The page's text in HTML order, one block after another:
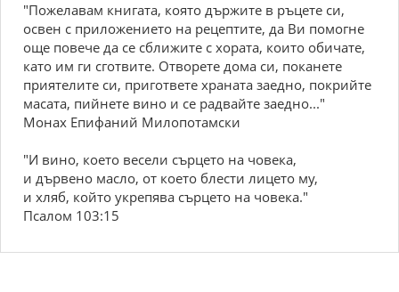
"Пожелавам книгата, която държите в ръцете си,
освен с приложението на рецептите, да Ви помогне
още повече да се сближите с хората, които обичате,
като им ги сготвите. Отворете дома си, поканете
приятелите си, пригответе храната заедно, покрийте
масата, пийнете вино и се радвайте заедно..."
Монах Епифаний Милопотамски
"И вино, което весели сърцето на човека,
и дървено масло, от което блести лицето му,
и хляб, който укрепява сърцето на човека."
Псалом 103:15